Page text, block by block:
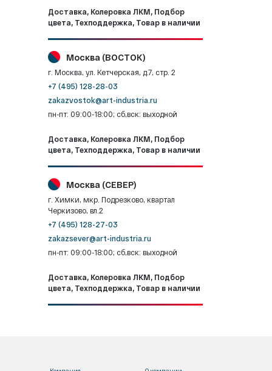
Доставка, Колеровка ЛКМ, Подбор
цвета, Техподдержка, Товар в наличии
Москва (ВОСТОК)
г. Москва, ул. Кетчерская, д.7, стр. 2
+7 (495) 128-28-03
zakazvostok@art-industria.ru
пн-пт: 09:00-18:00; сб,вск: выходной
Доставка, Колеровка ЛКМ, Подбор
цвета, Техподдержка, Товар в наличии
Москва (СЕВЕР)
г. Химки, мкр. Подрезково, квартал
Черкизово, вл.2
+7 (495) 128-27-03
zakazsever@art-industria.ru
пн-пт: 09:00-18:00; сб,вск: выходной
Доставка, Колеровка ЛКМ, Подбор
цвета, Техподдержка, Товар в наличии